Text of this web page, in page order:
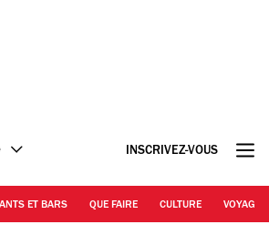
INSCRIVEZ-VOUS
ET BARS QUE FAIRE CULTURE VOYAGE